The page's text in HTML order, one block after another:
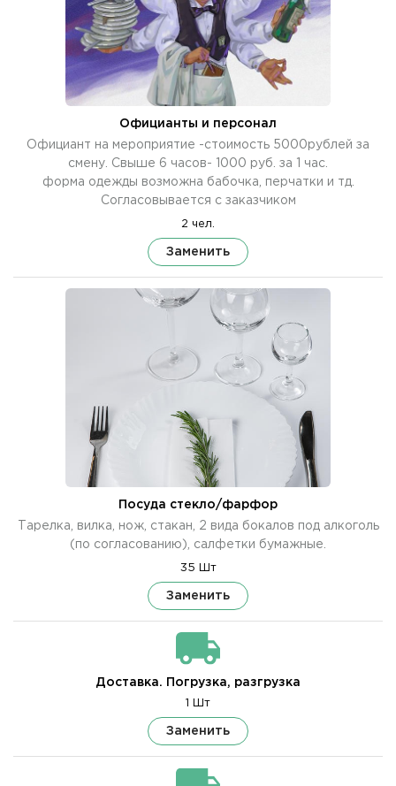
Официанты и персонал
Официант на мероприятие -стоимость 5000рублей за
смену. Свыше 6 часов- 1000 руб. за 1 час.
форма одежды возможна бабочка, перчатки и тд.
Согласовывается с заказчиком
2 чел.
Заменить
Посуда стекло/фарфор
Тарелка, вилка, нож, стакан, 2 вида бокалов под алкоголь
(по согласованию), салфетки бумажные.
35 Шт
Заменить
Доставка. Погрузка, разгрузка
1 Шт
Заменить